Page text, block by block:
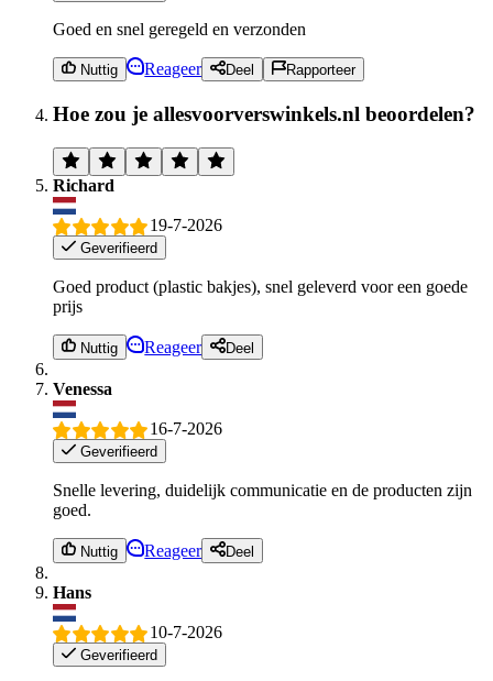
Goed en snel geregeld en verzonden
Nuttig Reageer Deel Rapporteer
Hoe zou je allesvoorverswinkels.nl beoordelen?
Richard
19-7-2026
Geverifieerd
Goed product (plastic bakjes), snel geleverd voor een goede
prijs
Nuttig Reageer Deel
Venessa
16-7-2026
Geverifieerd
Snelle levering, duidelijk communicatie en de producten zijn
goed.
Nuttig Reageer Deel
Hans
10-7-2026
Geverifieerd